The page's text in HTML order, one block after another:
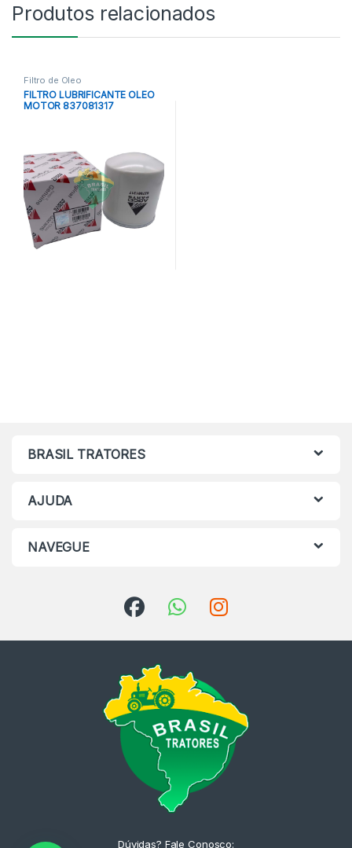
Produtos relacionados
Filtro de Óleo
FILTRO LUBRIFICANTE OLEO
MOTOR 837081317
BRASIL TRATORES
AJUDA
NAVEGUE
Dúvidas? Fale Conosco: